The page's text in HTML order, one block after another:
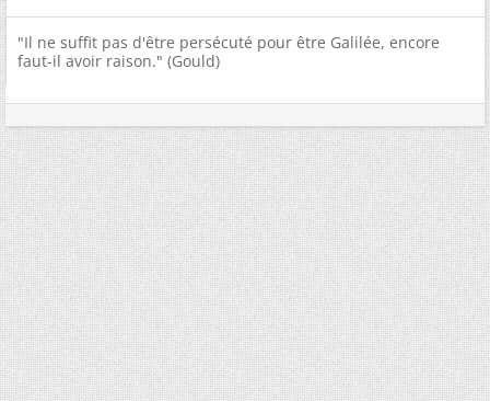
"Il ne suffit pas d'être persécuté pour être Galilée, encore
faut-il avoir raison." (Gould)